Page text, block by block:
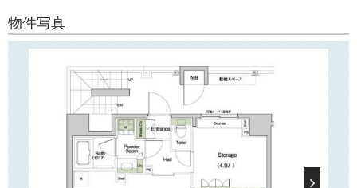
玄関の外、共有部廊下に専用の駐輪スペースがございます！
インターネット無料で月々の通信費を節約可能です！
文京区大塚3丁目の賃貸マンション「ベルデ茗荷谷」。
東京メトロ丸ノ内線「茗荷谷」駅徒歩5分！
そのほか「護国寺」駅もご利用いただけます。
2018m年2月竣工・地上13階建て。
TVモニターつきオートロックや宅配ボックスなど、嬉しい設備が揃って
物件写真